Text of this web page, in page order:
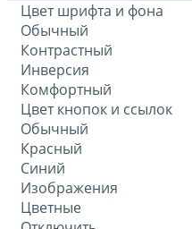
Цвет шрифта и фона
Обычный
Контрастный
Инверсия
Комфортный
Цвет кнопок и ссылок
Обычный
Красный
Синий
Изображения
Цветные